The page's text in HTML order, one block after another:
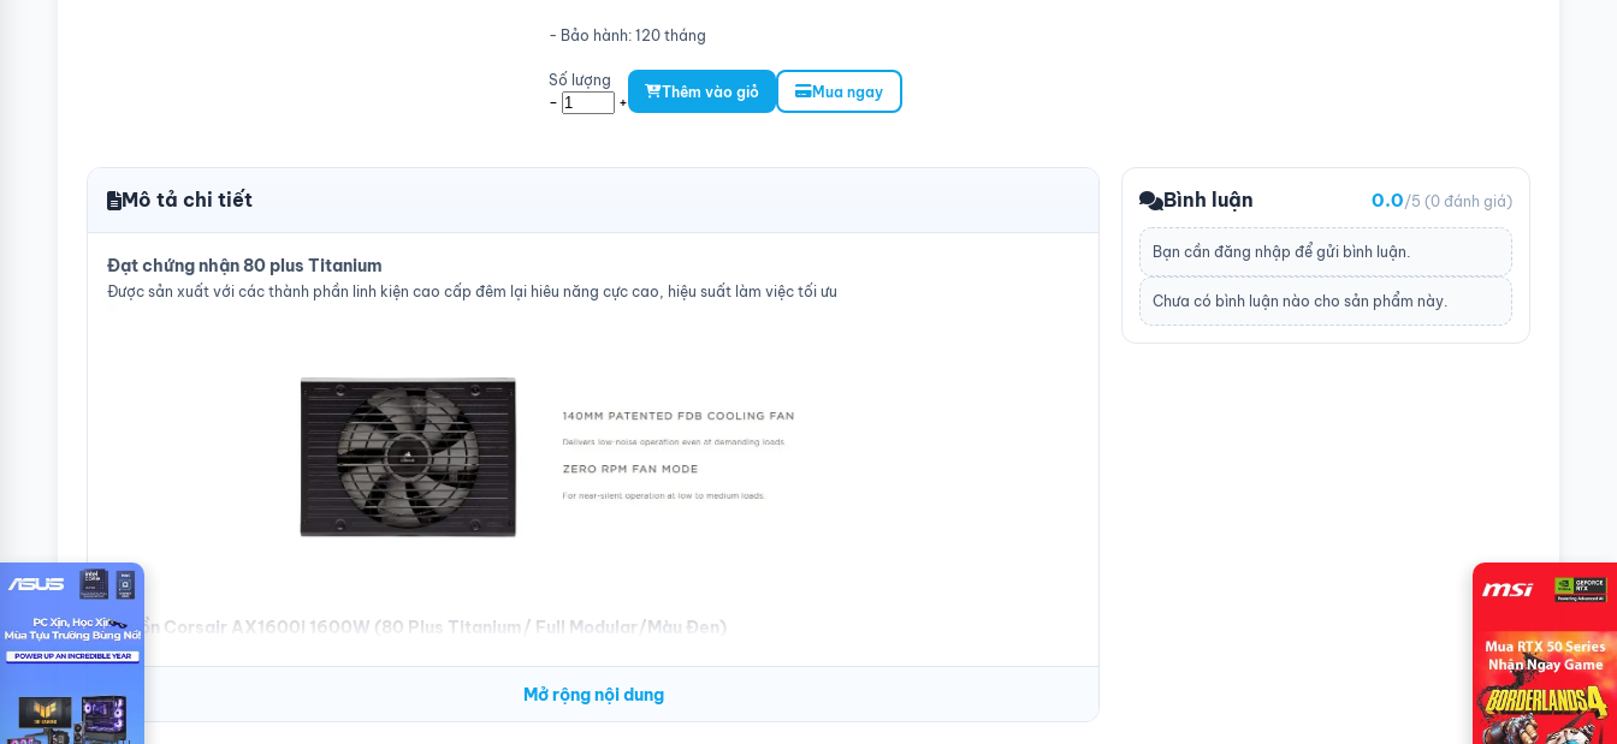
- Bảo hành: 120 tháng
Số lượng
- +
Thêm vào giỏ Mua ngay
Đường điện
vào
Phụ kiện đi
kèm
Hộp, Dây nguồn, sách hướng
dẫn, dây modular
Mô tả chi tiết
Đạt chứng nhận 80 plus Titanium
Được sản xuất với các thành phần linh kiện cao cấp đêm lại hiêu năng cực cao, hiệu suất làm việc tối ưu
Nguồn Corsair AX1600i 1600W (80 Plus Titanium/ Full Modular/Màu Đen)
Quạt làm mát hiệu qủa với cơ chế hoạt động thông minh Chế độ Zero RPM giúp AX1600i hoạt động gần như yên tĩnh trong cả mức tải nhẹ
Quạt 140mm thay đổi tốc độ quạt làm mát theo mức độ tải và nhiệt phát sinh
Mở rộng nội dung
Bình luận 0.0/5 (0 đánh giá)
Bạn cần đăng nhập để gửi bình luận.
Chưa có bình luận nào cho sản phẩm này.